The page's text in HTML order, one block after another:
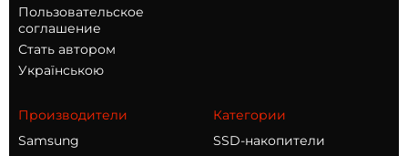
Пользовательское
соглашение
Стать автором
Українською
Производители
Samsung
Категории
SSD-накопители